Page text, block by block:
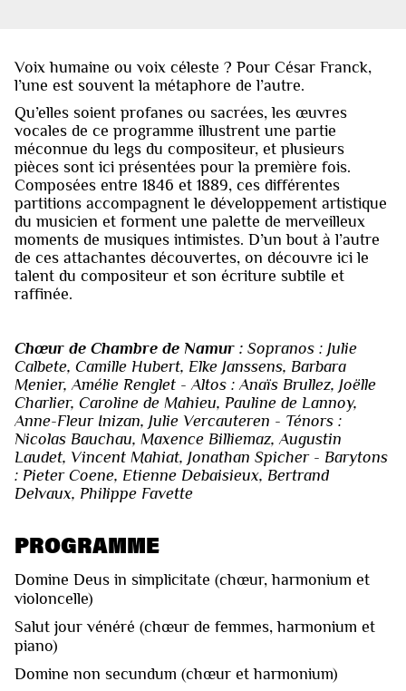
Voix humaine ou voix céleste ? Pour César Franck,
l’une est souvent la métaphore de l’autre.
Qu’elles soient profanes ou sacrées, les œuvres
vocales de ce programme illustrent une partie
méconnue du legs du compositeur, et plusieurs
pièces sont ici présentées pour la première fois.
Composées entre 1846 et 1889, ces différentes
partitions accompagnent le développement artistique
du musicien et forment une palette de merveilleux
moments de musiques intimistes. D’un bout à l’autre
de ces attachantes découvertes, on découvre ici le
talent du compositeur et son écriture subtile et
raffinée.
Chœur de Chambre de Namur : Sopranos : Julie
Calbete, Camille Hubert, Elke Janssens, Barbara
Menier, Amélie Renglet - Altos : Anaïs Brullez, Joëlle
Charlier, Caroline de Mahieu, Pauline de Lannoy,
Anne-Fleur Inizan, Julie Vercauteren - Ténors :
Nicolas Bauchau, Maxence Billiemaz, Augustin
Laudet, Vincent Mahiat, Jonathan Spicher - Barytons
: Pieter Coene, Etienne Debaisieux, Bertrand
Delvaux, Philippe Favette
PROGRAMME
Domine Deus in simplicitate (chœur, harmonium et
violoncelle)
Salut jour vénéré (chœur de femmes, harmonium et
piano)
Domine non secundum (chœur et harmonium)